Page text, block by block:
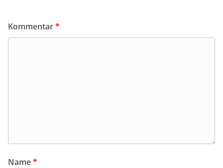
Kommentar*
Name*